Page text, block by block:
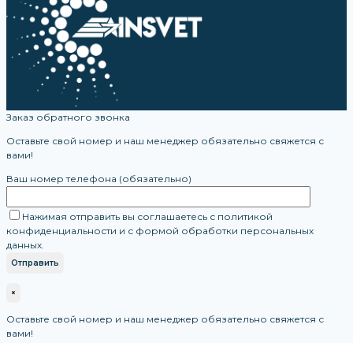
Заказ обратного звонка
Оставьте свой номер и наш менеджер обязательно свяжется с
вами!
Ваш номер телефона (обязательно)
Нажимая отправить вы соглашаетесь с политикой
конфиденциальности и с формой обработки персональных
данных.
×
Оставьте свой номер и наш менеджер обязательно свяжется с
вами!